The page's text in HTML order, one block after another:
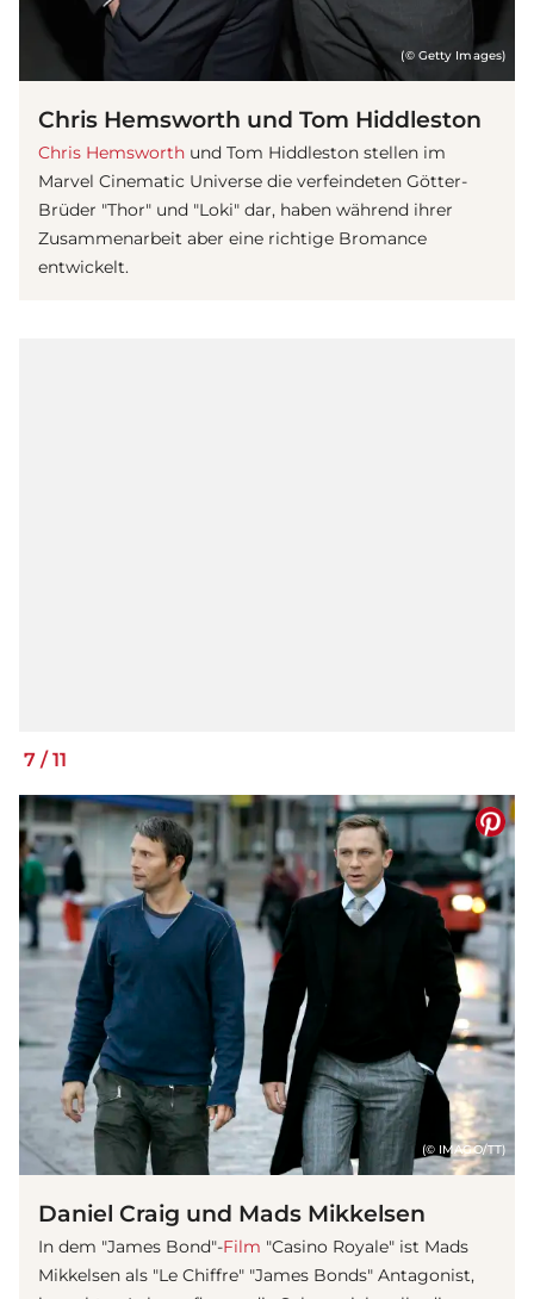
(© Getty Images)
Chris Hemsworth und Tom Hiddleston
Chris Hemsworth und Tom Hiddleston stellen im
Marvel Cinematic Universe die verfeindeten Götter-
Brüder "Thor" und "Loki" dar, haben während ihrer
Zusammenarbeit aber eine richtige Bromance
entwickelt.
7 / 11
(© IMAGO/TT)
Daniel Craig und Mads Mikkelsen
In dem "James Bond"-Film "Casino Royale" ist Mads
Mikkelsen als "Le Chiffre" "James Bonds" Antagonist,